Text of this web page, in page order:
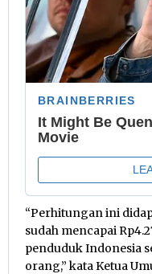
“Perhitungan ini
sudah mencapai
penduduk Indonesia
orang,” kata Ketua